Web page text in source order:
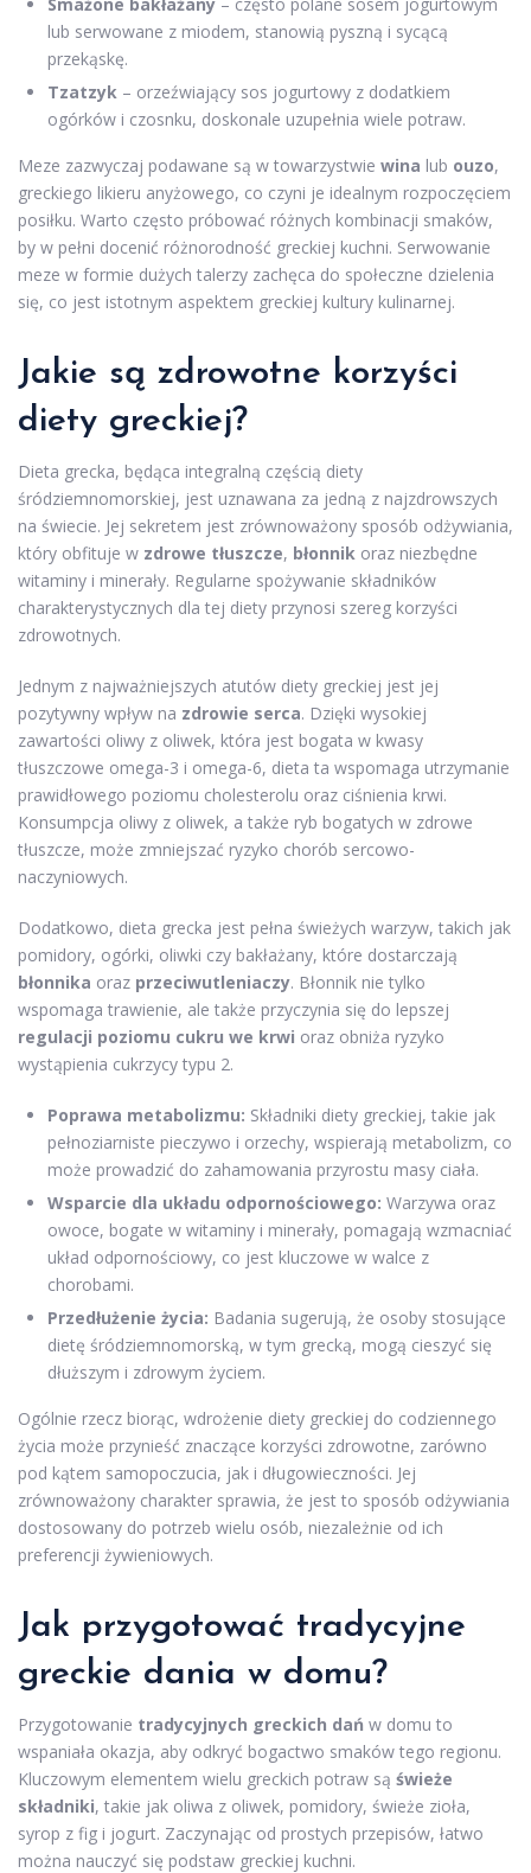
lub serwowane z miodem, stanowią pyszną i sycącą
przekąskę.
Tzatzyk – orzeźwiający sos jogurtowy z dodatkiem
ogórków i czosnku, doskonale uzupełnia wiele potraw.
Meze zazwyczaj podawane są w towarzystwie wina lub ouzo,
greckiego likieru anyżowego, co czyni je idealnym rozpoczęciem
posiłku. Warto często próbować różnych kombinacji smaków,
by w pełni docenić różnorodność greckiej kuchni. Serwowanie
meze w formie dużych talerzy zachęca do społeczne dzielenia
się, co jest istotnym aspektem greckiej kultury kulinarnej.
Jakie są zdrowotne korzyści
diety greckiej?
Dieta grecka, będąca integralną częścią diety
śródziemnomorskiej, jest uznawana za jedną z najzdrowszych
na świecie. Jej sekretem jest zrównoważony sposób odżywiania,
który obfituje w zdrowe tłuszcze, błonnik oraz niezbędne
witaminy i minerały. Regularne spożywanie składników
charakterystycznych dla tej diety przynosi szereg korzyści
zdrowotnych.
Jednym z najważniejszych atutów diety greckiej jest jej
pozytywny wpływ na zdrowie serca. Dzięki wysokiej
zawartości oliwy z oliwek, która jest bogata w kwasy
tłuszczowe omega-3 i omega-6, dieta ta wspomaga utrzymanie
prawidłowego poziomu cholesterolu oraz ciśnienia krwi.
Konsumpcja oliwy z oliwek, a także ryb bogatych w zdrowe
tłuszcze, może zmniejszać ryzyko chorób sercowo-
naczyniowych.
Dodatkowo, dieta grecka jest pełna świeżych warzyw, takich jak
pomidory, ogórki, oliwki czy bakłażany, które dostarczają
błonnika oraz przeciwutleniaczy. Błonnik nie tylko
wspomaga trawienie, ale także przyczynia się do lepszej
regulacji poziomu cukru we krwi oraz obniża ryzyko
wystąpienia cukrzycy typu 2.
Poprawa metabolizmu: Składniki diety greckiej, takie jak
pełnoziarniste pieczywo i orzechy, wspierają metabolizm, co
może prowadzić do zahamowania przyrostu masy ciała.
Wsparcie dla układu odpornościowego: Warzywa oraz
owoce, bogate w witaminy i minerały, pomagają wzmacniać
układ odpornościowy, co jest kluczowe w walce z
chorobami.
Przedłużenie życia: Badania sugerują, że osoby stosujące
dietę śródziemnomorską, w tym grecką, mogą cieszyć się
dłuższym i zdrowym życiem.
Ogólnie rzecz biorąc, wdrożenie diety greckiej do codziennego
życia może przynieść znaczące korzyści zdrowotne, zarówno
pod kątem samopoczucia, jak i długowieczności. Jej
zrównoważony charakter sprawia, że jest to sposób odżywiania
dostosowany do potrzeb wielu osób, niezależnie od ich
preferencji żywieniowych.
Jak przygotować tradycyjne
greckie dania w domu?
Przygotowanie tradycyjnych greckich dań w domu to
wspaniała okazja, aby odkryć bogactwo smaków tego regionu.
Kluczowym elementem wielu greckich potraw są świeże
składniki, takie jak oliwa z oliwek, pomidory, świeże zioła,
syrop z fig i jogurt. Zaczynając od prostych przepisów, łatwo
można nauczyć się podstaw greckiej kuchni.